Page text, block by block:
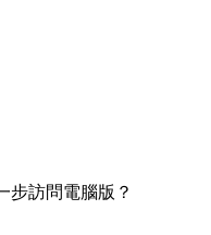
步訪問電腦版？